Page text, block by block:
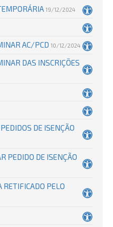
19/12/2024
AC/PCD 10/12/2024
DAS INSCRIÇÕES
DE ISENÇÃO
PEDIDO DE ISENÇÃO
RETIFICADO PELO